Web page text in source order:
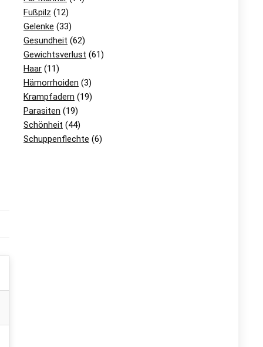
Fußpilz (12)
Gelenke (33)
Gesundheit (62)
Gewichtsverlust (61)
Haar (11)
Hämorrhoiden (3)
Krampfadern (19)
Parasiten (19)
Schönheit (44)
Schuppenflechte (6)